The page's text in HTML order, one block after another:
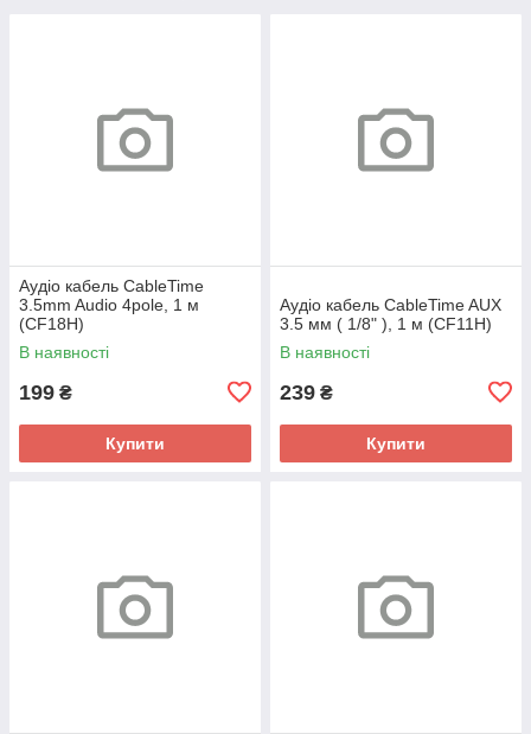
Аудіо кабель CableTime
3.5mm Audio 4pole, 1 м
(CF18H)
В наявності
199 ₴
Купити
Аудіо кабель CableTime AUX
3.5 мм ( 1/8" ), 1 м (CF11H)
В наявності
239 ₴
Купити